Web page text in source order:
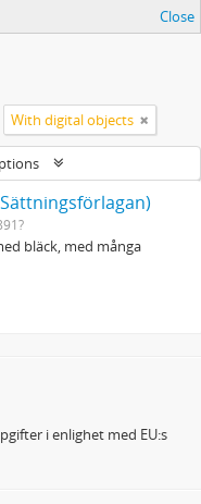
Close
With digital objects
bläck, med många
i enlighet med EU:s